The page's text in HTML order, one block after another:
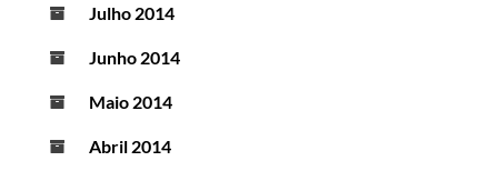
Julho 2014
Junho 2014
Maio 2014
Abril 2014